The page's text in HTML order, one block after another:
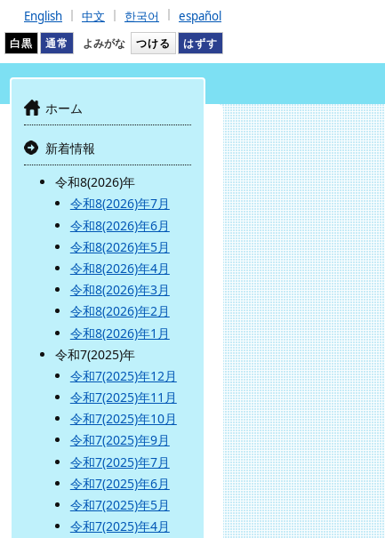
English 中文 한국어 español
白黒 通常 よみがな つける はずす
ホーム
新着情報
令和8(2026)年
令和8(2026)年7月
令和8(2026)年6月
令和8(2026)年5月
令和8(2026)年4月
令和8(2026)年3月
令和8(2026)年2月
令和8(2026)年1月
令和7(2025)年
令和7(2025)年12月
令和7(2025)年11月
令和7(2025)年10月
令和7(2025)年9月
令和7(2025)年7月
令和7(2025)年6月
令和7(2025)年5月
令和7(2025)年4月